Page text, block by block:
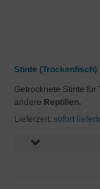
Stinte (Trockenfisch)
Getrocknete Stinte für
andere Reptilien.
Lieferzeit: sofort